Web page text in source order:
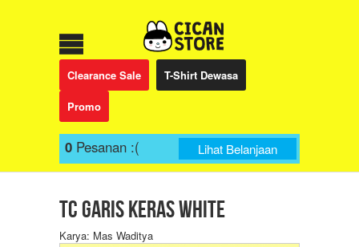
Clearance Sale T-Shirt Dewasa
Promo
0 Pesanan :( Lihat Belanjaan
TC Garis keras White
Karya: Mas Waditya